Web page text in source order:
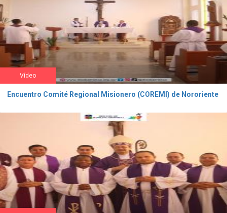
Vídeo
Encuentro Comité Regional Misionero (COREMI) de Nororiente